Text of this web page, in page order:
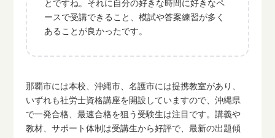
とですね。それに自分の好きな時間に好きなペ
ースで受講できること、模試や答案練習が多く
あることが良かったです。
那覇市には本校、沖縄市、名護市には提携教室があり、
いずれも社労士資格講座を開設していますので、沖縄県
で一発合格、最速合格を狙う受験生は注目です。講義や
教材、サポート体制は受講生から好評で、最新の出題傾